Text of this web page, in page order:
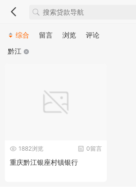
综合 留言 浏览
评论
黔江
0留言
1882浏览
重庆黔江银座村镇银行